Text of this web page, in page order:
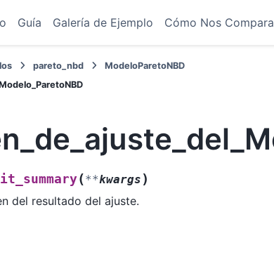
Guía Galería de Ejemplo Cómo Nos
pareto_nbd
ModeloParetoNBD
(**kwargs )
del resultado del ajuste.